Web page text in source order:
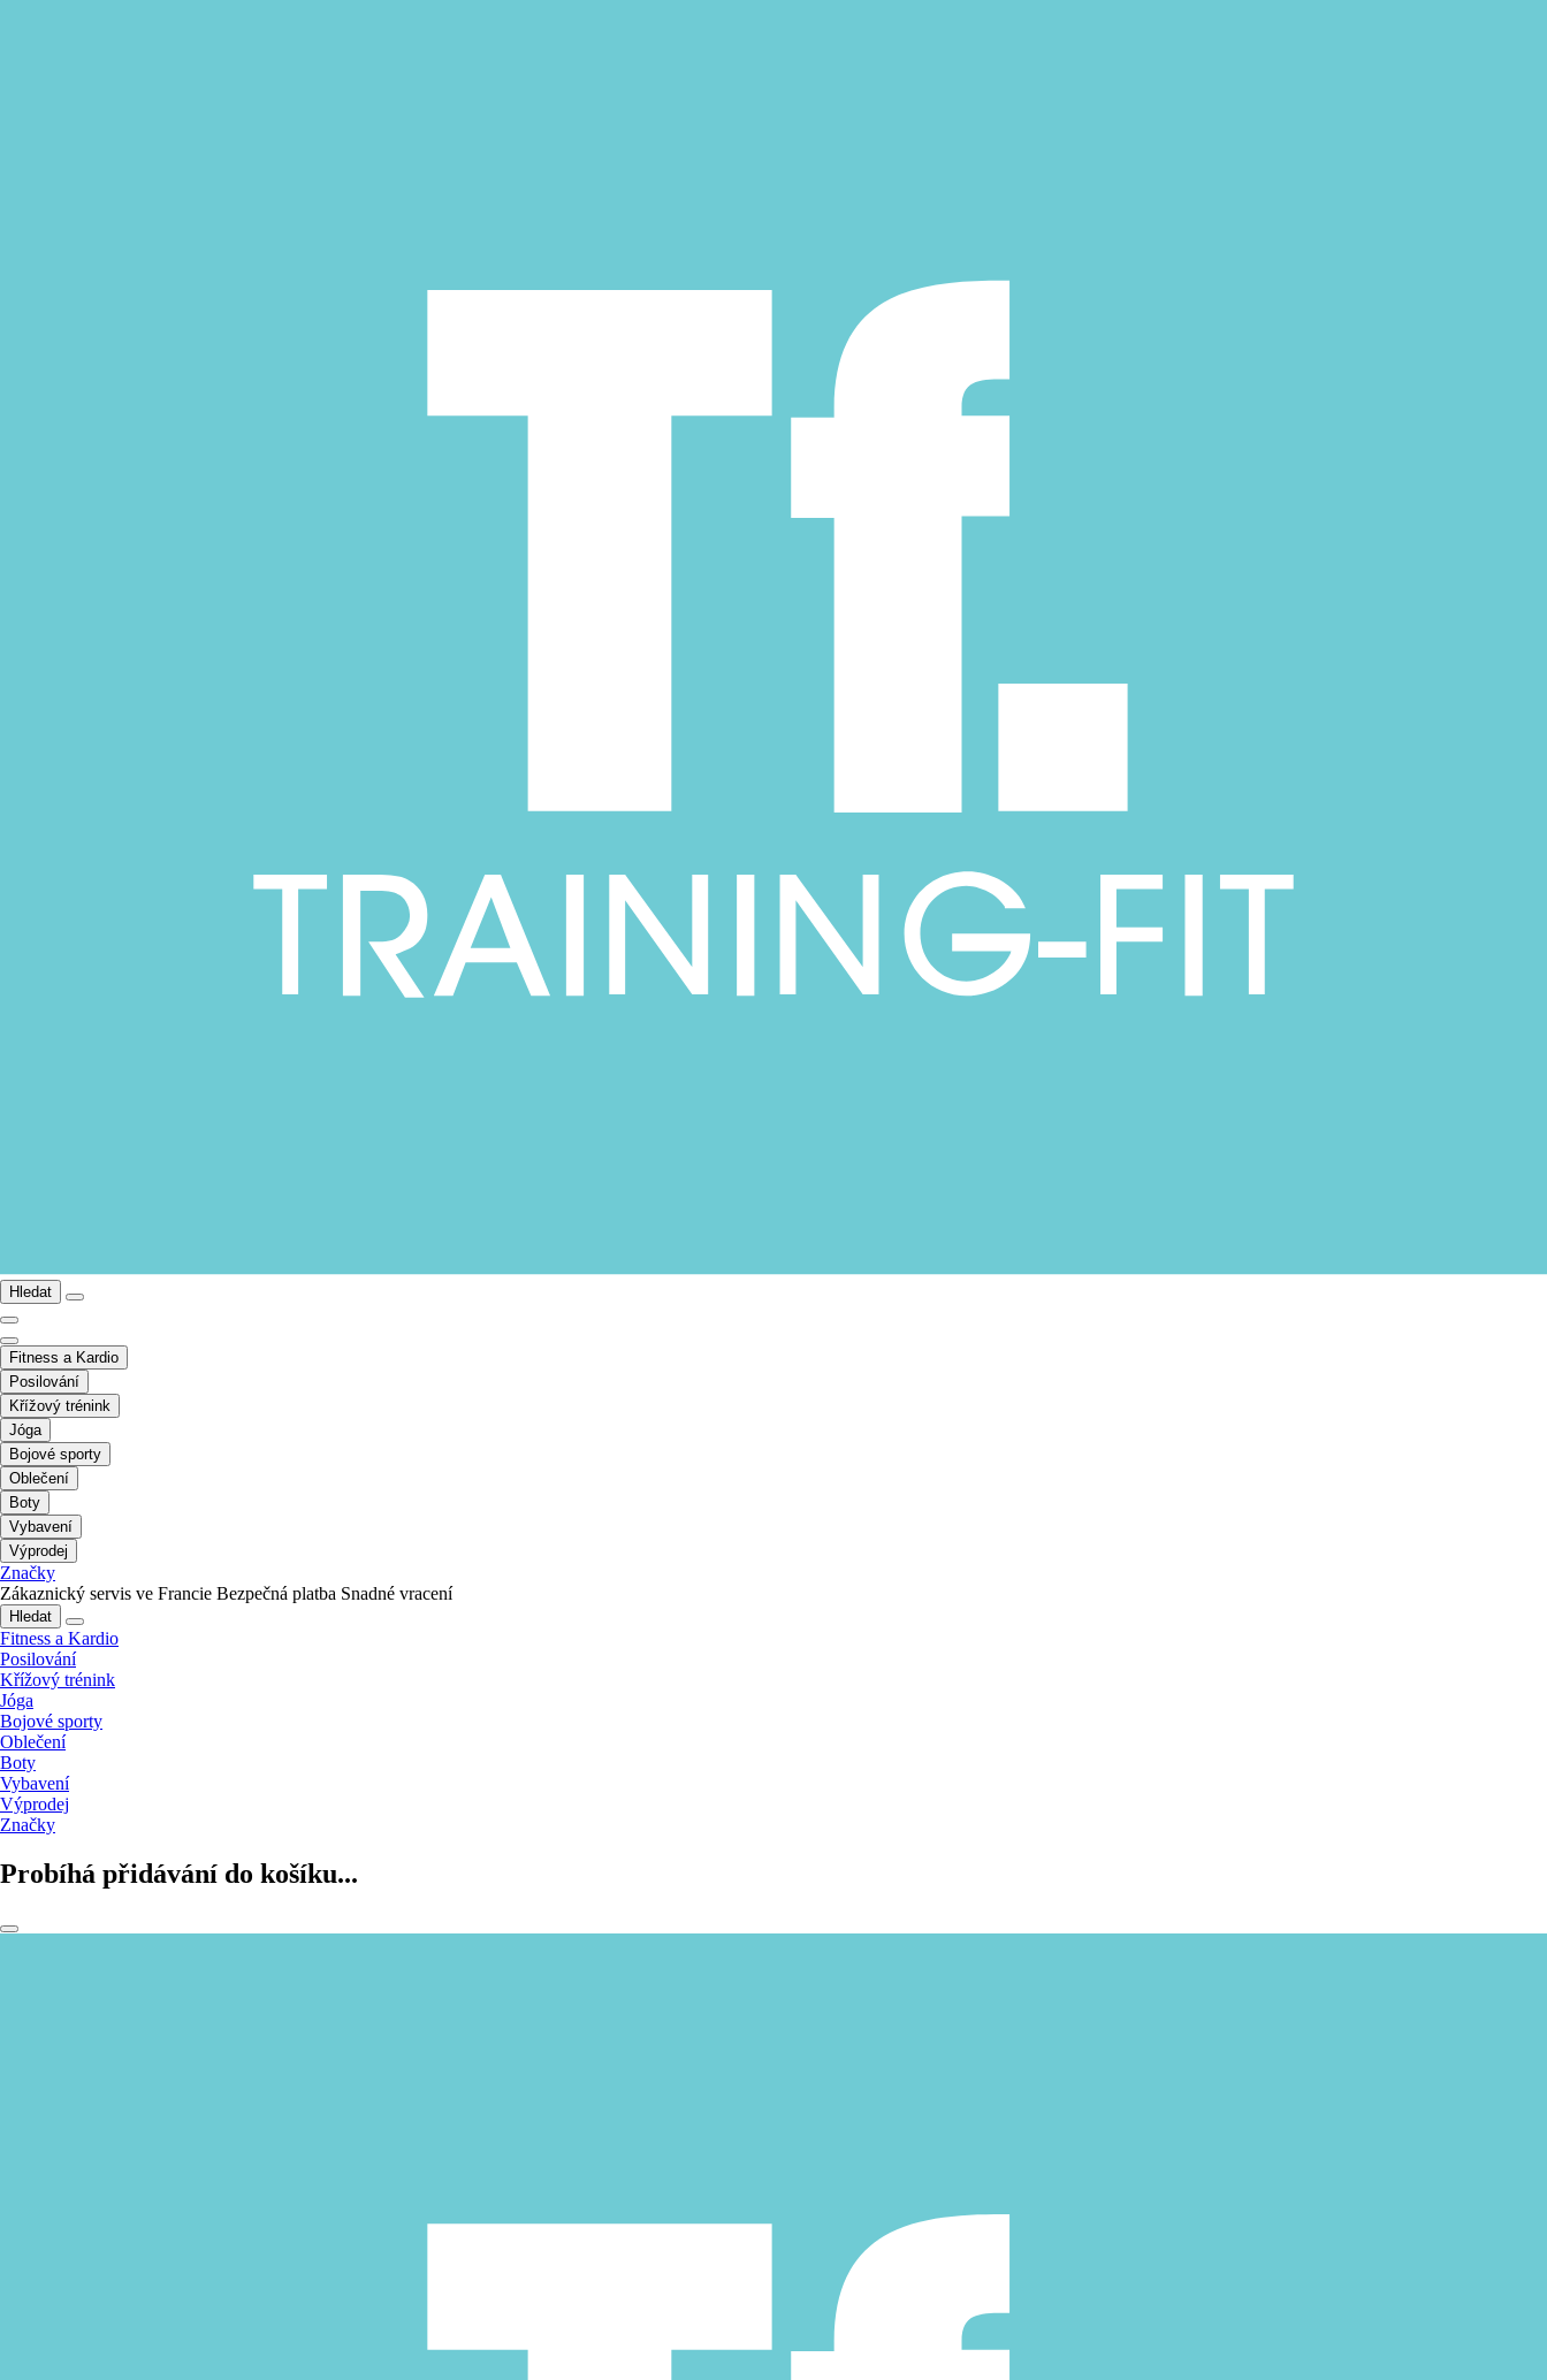
Hledat
Fitness a Kardio
Posilování
Křížový trénink
Jóga
Bojové sporty
Oblečení
Boty
Vybavení
Výprodej
Značky
Zákaznický servis ve Francie Bezpečná platba Snadné vracení
Hledat
Fitness a Kardio
Posilování
Křížový trénink
Jóga
Bojové sporty
Oblečení
Boty
Vybavení
Výprodej
Značky
Probíhá přidávání do košíku...